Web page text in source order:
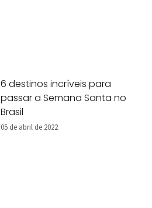
6 destinos incríveis para
passar a Semana Santa no
Brasil
05 de abril de 2022